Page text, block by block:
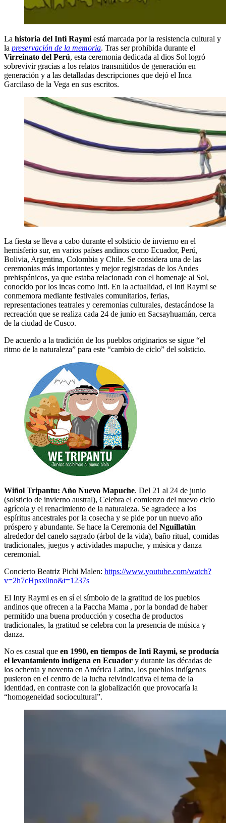
La historia del Inti Raymi está marcada por la resistencia cultural y
la preservación de la memoria. Tras ser prohibida durante el
Virreinato del Perú, esta ceremonia dedicada al dios Sol logró
sobrevivir gracias a los relatos transmitidos de generación en
generación y a las detalladas descripciones que dejó el Inca
Garcilaso de la Vega en sus escritos.
La fiesta se lleva a cabo durante el solsticio de invierno en el
hemisferio sur, en varios países andinos como Ecuador, Perú,
Bolivia, Argentina, Colombia y Chile. Se considera una de las
ceremonias más importantes y mejor registradas de los Andes
prehispánicos, ya que estaba relacionada con el homenaje al Sol,
conocido por los incas como Inti. En la actualidad, el Inti Raymi se
conmemora mediante festivales comunitarios, ferias,
representaciones teatrales y ceremonias culturales, destacándose la
recreación que se realiza cada 24 de junio en Sacsayhuamán, cerca
de la ciudad de Cusco.
De acuerdo a la tradición de los pueblos originarios se sigue “el
ritmo de la naturaleza” para este “cambio de ciclo” del solsticio.
Wiñol Tripantu: Año Nuevo Mapuche. Del 21 al 24 de junio
(solsticio de invierno austral), Celebra el comienzo del nuevo ciclo
agrícola y el renacimiento de la naturaleza. Se agradece a los
espíritus ancestrales por la cosecha y se pide por un nuevo año
próspero y abundante. Se hace la Ceremonia del Nguillatún
alrededor del canelo sagrado (árbol de la vida), baño ritual, comidas
tradicionales, juegos y actividades mapuche, y música y danza
ceremonial.
Concierto Beatriz Pichi Malen: https://www.youtube.com/watch?
v=2h7cHpsx0no&t=1237s
El Inty Raymi es en sí el símbolo de la gratitud de los pueblos
andinos que ofrecen a la Paccha Mama , por la bondad de haber
permitido una buena producción y cosecha de productos
tradicionales, la gratitud se celebra con la presencia de música y
danza.
No es casual que en 1990, en tiempos de Inti Raymi, se producía
el levantamiento indígena en Ecuador y durante las décadas de
los ochenta y noventa en América Latina, los pueblos indígenas
pusieron en el centro de la lucha reivindicativa el tema de la
identidad, en contraste con la globalización que provocaría la
“homogeneidad sociocultural”.